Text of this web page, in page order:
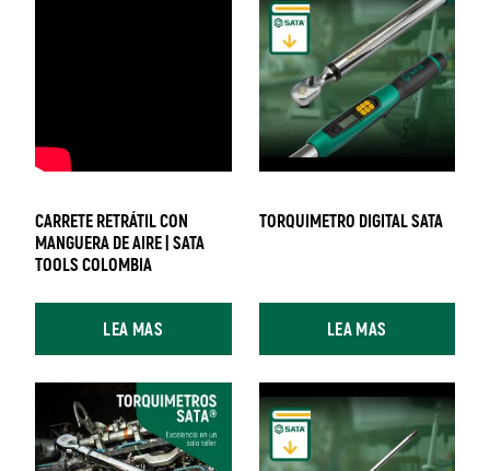
CARRETE RETRÁTIL CON
MANGUERA DE AIRE | SATA
TOOLS COLOMBIA
LEA MAS
TORQUIMETRO DIGITAL SATA
LEA MAS